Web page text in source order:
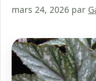
mars 24, 2026 par